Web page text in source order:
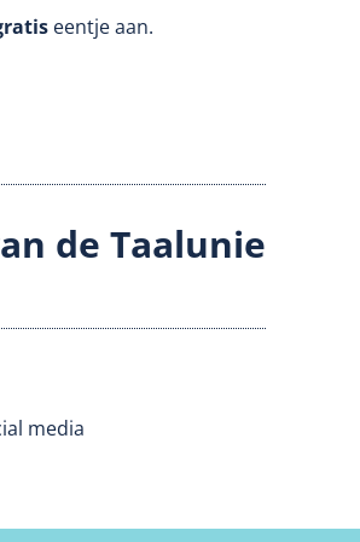
eentje aan.
de Taalunie
media